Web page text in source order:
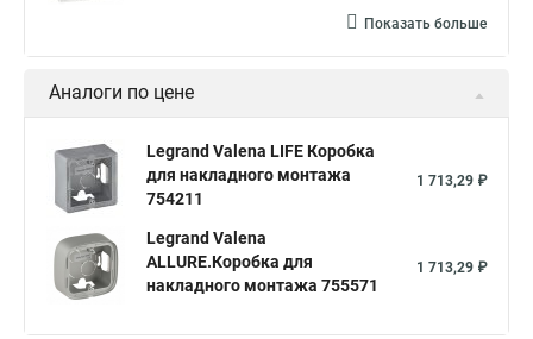
Показать больше
Аналоги по цене
Legrand Valena LIFE Коробка
для накладного монтажа
754211
1 713,29 ₽
Legrand Valena
ALLURE.Коробка для
накладного монтажа 755571
1 713,29 ₽